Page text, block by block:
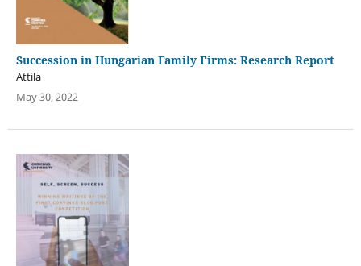
Succession in Hungarian Family Firms: Research Report
Attila
May 30, 2022